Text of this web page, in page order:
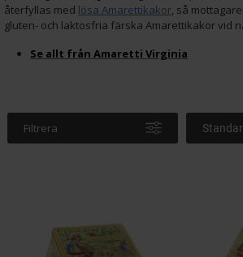
återfyllas med lösa Amarettikakor, så
gluten- och laktosfria färska Amarettikakor vid
Se allt från Amaretti Virginia
Filtrera